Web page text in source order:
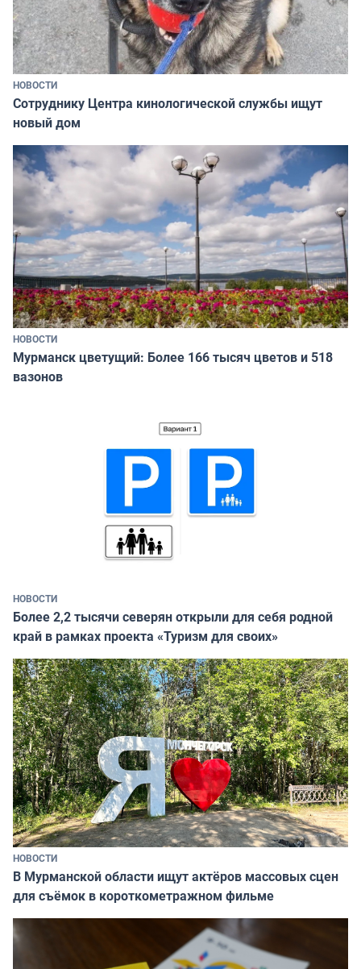
НОВОСТИ
Сотруднику Центра кинологической службы ищут
новый дом
НОВОСТИ
Мурманск цветущий: Более 166 тысяч цветов и 518
вазонов
НОВОСТИ
Более 2,2 тысячи северян открыли для себя родной
край в рамках проекта «Туризм для своих»
НОВОСТИ
В Мурманской области ищут актёров массовых сцен
для съёмок в короткометражном фильме